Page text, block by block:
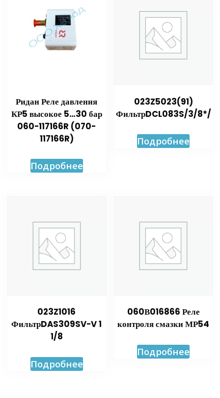
Ридан Реле давления
КР5 высокое 5…30 бар
060-117166R (070-
117166R)
Подробнее
023Z5023(91)
ФильтрDCL083S/3/8*/
Подробнее
023Z1016
ФильтрDAS309SV-V 1
1/8
Подробнее
060В016866 Реле
контроля смазки МР54
Подробнее